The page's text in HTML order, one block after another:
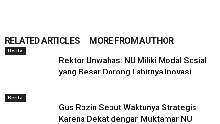
RELATED ARTICLES MORE FROM AUTHOR
Berita
Rektor Unwahas: NU Miliki Modal Sosial
yang Besar Dorong Lahirnya Inovasi
Berita
Gus Rozin Sebut Waktunya Strategis
Karena Dekat dengan Muktamar NU